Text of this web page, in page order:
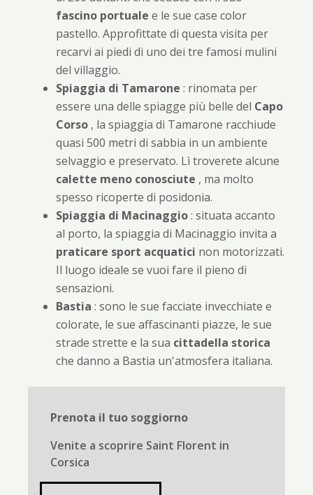
fascino portuale e le sue case color
pastello. Approfittate di questa visita per
recarvi ai piedi di uno dei tre famosi mulini
del villaggio.
Spiaggia di Tamarone : rinomata per
essere una delle spiagge più belle del Capo
Corso , la spiaggia di Tamarone racchiude
quasi 500 metri di sabbia in un ambiente
selvaggio e preservato. Lì troverete alcune
calette meno conosciute , ma molto
spesso ricoperte di posidonia.
Spiaggia di Macinaggio: situata accanto
al porto, la spiaggia di Macinaggio invita a
praticare sport acquatici non motorizzati.
Il luogo ideale se vuoi fare il pieno di
sensazioni.
Bastia : sono le sue facciate invecchiate e
colorate, le sue affascinanti piazze, le sue
strade strette e la sua cittadella storica
che danno a Bastia un'atmosfera italiana.
Prenota il tuo soggiorno
Venite a scoprire Saint Florent in
Corsica